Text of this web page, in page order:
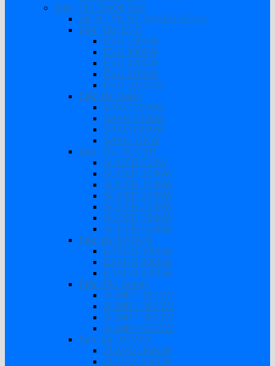
Biến Tần On/Off Grid
BIẾN TẦN ST-SOYER TECH
Biến Tần EVO
EVO 1600W
EVO 3000W
EVO 4200W
EVO 6200W
EVO 10200W
Biến tần SaKo
SAKO 3000W
SAKO 4200W
SAKO 6200W
SAKO 11KW
Biến Tần SUOER
SUOER 500W
SUOER 1000W
SUOER 1500W
SUOER 2000W
SUOER 3000W
SUOER 3200W
SUOER 5000W
Biến tần EASUN
EASUN 3000W
EASUN 3800W
EASUN 6200W
Biến Tần Sumry
SUMRY 1800W
SUMRY 3000W
SUMRY 3800W
SUMRY 6200W
Biến tần ZUMAX
ZUMAX 3000W
ZUMAX 5500W